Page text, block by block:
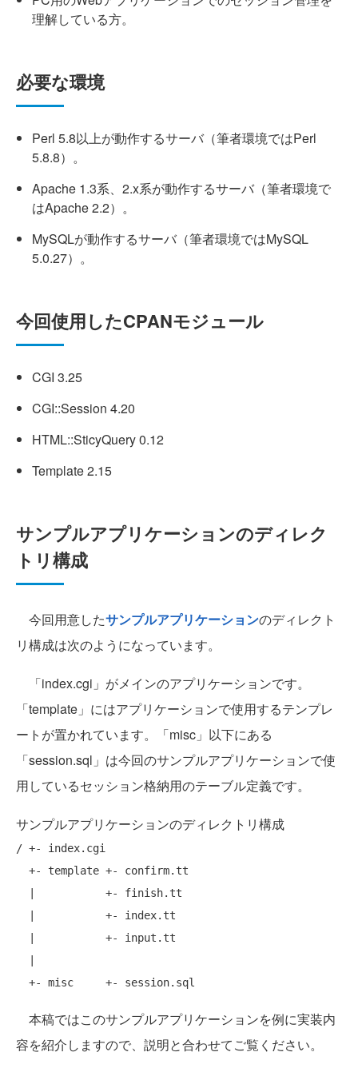
理解している方。
必要な環境
Perl 5.8以上が動作するサーバ（筆者環境ではPerl
5.8.8）。
Apache 1.3系、2.x系が動作するサーバ（筆者環境で
はApache 2.2）。
MySQLが動作するサーバ（筆者環境ではMySQL
5.0.27）。
今回使用したCPANモジュール
CGI 3.25
CGI::Session 4.20
HTML::SticyQuery 0.12
Template 2.15
サンプルアプリケーションのディレク
トリ構成
今回用意したサンプルアプリケーションのディレクト
リ構成は次のようになっています。
「index.cgi」がメインのアプリケーションです。
「template」にはアプリケーションで使用するテンプレ
ートが置かれています。「misc」以下にある
「session.sql」は今回のサンプルアプリケーションで使
用しているセッション格納用のテーブル定義です。
サンプルアプリケーションのディレクトリ構成
/ +- index.cgi
本稿ではこのサンプルアプリケーションを例に実装内
容を紹介しますので、説明と合わせてご覧ください。